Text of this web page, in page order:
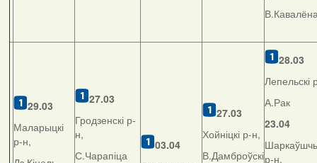
29.03
Маларыцкі
р-н,
27.03
Гродзенскі р-
н,
С.Чарапіца
03.04
27.03
Хойніцкі р-н,
В.Дамброўскі
28.03
Лепельскі
А.Рак
23.04
р-н,